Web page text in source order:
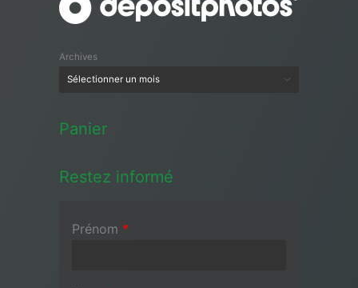
Archives
Panier
Restez informé
Prénom *